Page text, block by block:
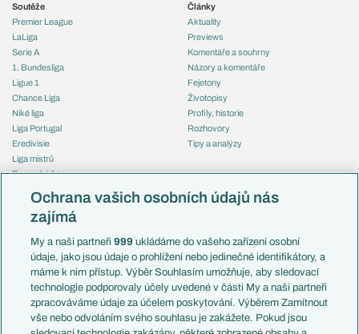
Soutěže
Premier League
LaLiga
Serie A
1. Bundesliga
Ligue 1
Chance Liga
Niké liga
Liga Portugal
Eredivisie
Liga mistrů
Evropská liga
Mistrovství světa
Liga národů
Témata
Představení týmů MS
EuroSkauting
PL v kostce
Evropské koeficienty
Přestupy
Články
Aktuality
Previews
Komentáře a souhrny
Názory a komentáře
Fejetony
Životopisy
Profily, historie
Rozhovory
Tipy a analýzy
Česko
Francie
Itálie
Německo
Španělsko
Argentina
Brazílie
Ochrana vašich osobních údajů nás
zajímá
My a naši partneři999 ukládáme do vašeho zařízení osobní
údaje, jako jsou údaje o prohlížení nebo jedinečné identifikátory, a
máme k nim přístup. Výběr Souhlasím umožňuje, aby sledovací
technologie podporovaly účely uvedené v části My a naši partneři
zpracováváme údaje za účelem poskytování. Výběrem Zamítnout
vše nebo odvoláním svého souhlasu je zakážete. Pokud jsou